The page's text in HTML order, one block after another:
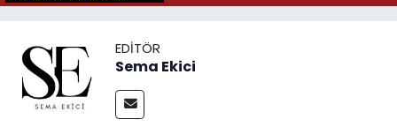
EDITÖR
Sema Ekici